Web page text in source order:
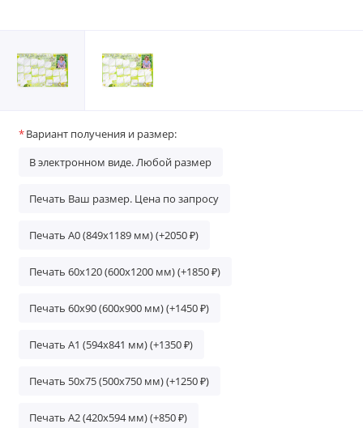
Вариант получения и размер:
В электронном виде. Любой размер
Печать Ваш размер. Цена по запросу
Печать А0 (849х1189 мм) (+2050 ₽)
Печать 60х120 (600х1200 мм) (+1850 ₽)
Печать 60х90 (600х900 мм) (+1450 ₽)
Печать А1 (594х841 мм) (+1350 ₽)
Печать 50х75 (500х750 мм) (+1250 ₽)
Печать A2 (420х594 мм) (+850 ₽)